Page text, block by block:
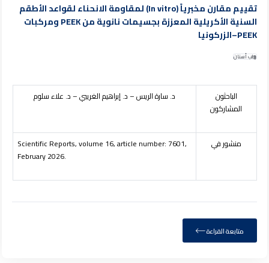
تقييم مقارن مخبرياً (In vitro) لمقاومة الانحناء لقواعد الأطقم
السنية الأكريلية المعززة بجسيمات نانوية من PEEK ومركبات
PEEK–الزركونيا
طب أسنان
الباحثون
المشاركون
د. سارة الريس – د. إبراهيم الغريبي – د. علاء سلوم
منشور في
Scientific Reports, volume 16, article number: 7601,
February 2026.
متابعة القراءة